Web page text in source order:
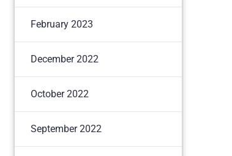
February 2023
December 2022
October 2022
September 2022